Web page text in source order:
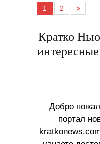
1 2
Кратко
Добро
портал